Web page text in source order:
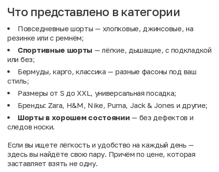
Что представлено в категории
Повседневные шорты — хлопковые, джинсовые, на
резинке или с ремнём;
Спортивные шорты — лёгкие, дышащие, с подкладкой
или без;
Бермуды, карго, классика — разные фасоны под ваш
стиль;
Размеры от S до XXL, универсальная посадка;
Бренды: Zara, H&M, Nike, Puma, Jack & Jones и другие;
Шорты в хорошем состоянии — без дефектов и
следов носки.
Если вы ищете лёгкость и удобство на каждый день —
здесь вы найдёте свою пару. Причём по цене, которая
заставляет взять не одну.